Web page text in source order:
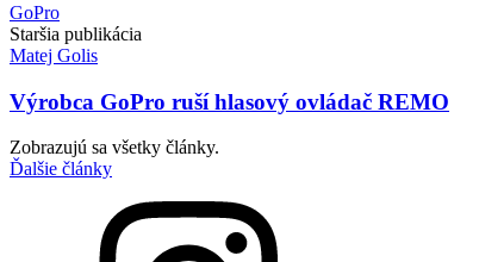
GoPro
Staršia publikácia
Matej Golis
Výrobca GoPro ruší hlasový ovládač REMO
Zobrazujú sa všetky články.
Ďalšie články